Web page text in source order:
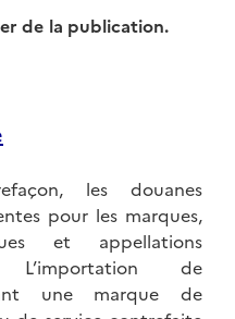
de la publication.
les douanes
pour les marques,
et appellations
L’importation de
une marque de